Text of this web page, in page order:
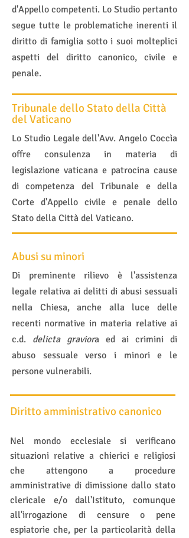
d'Appello competenti. Lo Studio pertanto
segue tutte le problematiche inerenti il
diritto di famiglia sotto i suoi molteplici
aspetti del diritto canonico, civile e
penale.
Tribunale dello Stato della Città
del Vaticano
Lo Studio Legale dell'Avv. Angelo Coccìa
offre consulenza in materia di
legislazione vaticana e patrocina cause
di competenza del Tribunale e della
Corte d'Appello civile e penale dello
Stato della Città del Vaticano.
Abusi su minori
Di preminente rilievo è l'assistenza
legale relativa ai delitti di abusi sessuali
nella Chiesa, anche alla luce delle
recenti normative in materia relative ai
c.d. delicta graviora ed ai crimini di
abuso sessuale verso i minori e le
persone vulnerabili.
Diritto amministrativo canonico
Nel mondo ecclesiale si verificano
situazioni relative a chierici e religiosi
che attengono a procedure
amministrative di dimissione dallo stato
clericale e/o dall'Istituto, comunque
all'irrogazione di censure o pene
espiatorie che, per la particolarità della